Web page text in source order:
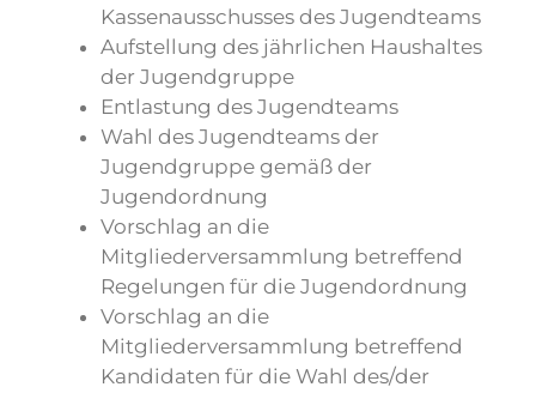
Kassenausschusses des Jugendteams
Aufstellung des jährlichen Haushaltes
der Jugendgruppe
Entlastung des Jugendteams
Wahl des Jugendteams der
Jugendgruppe gemäß der
Jugendordnung
Vorschlag an die
Mitgliederversammlung betreffend
Regelungen für die Jugendordnung
Vorschlag an die
Mitgliederversammlung betreffend
Kandidaten für die Wahl des/der